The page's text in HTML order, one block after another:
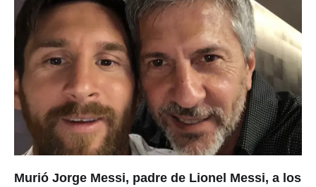
Murió Jorge Messi, padre de Lionel Messi, a los